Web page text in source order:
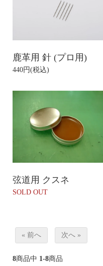
鹿革用 針 (プロ用)
440円(税込)
弦道用 クスネ
SOLD OUT
« 前へ 次へ »
8商品中 1-8商品